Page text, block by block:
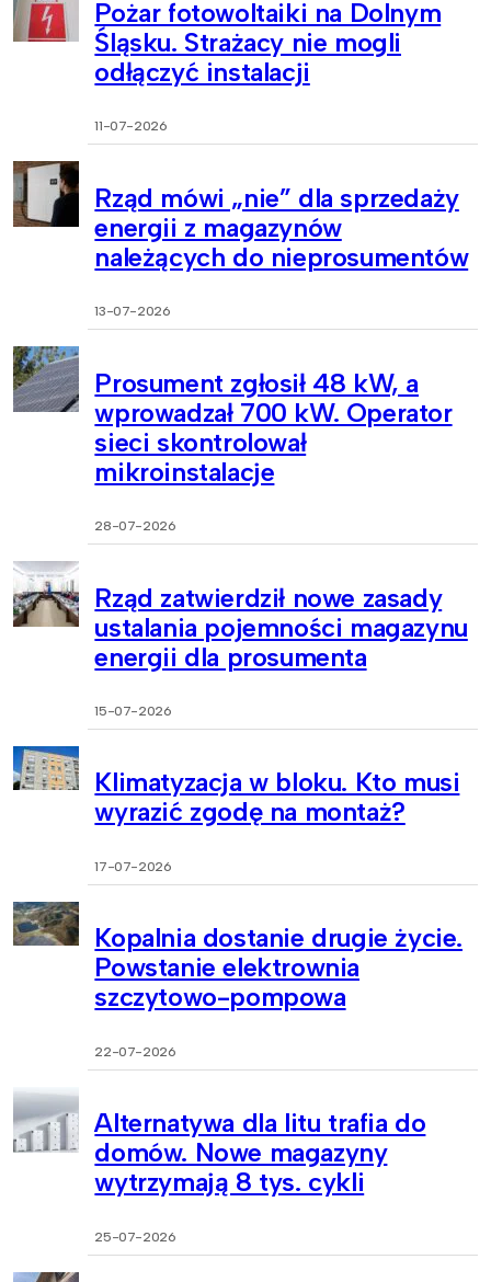
Pożar fotowoltaiki na Dolnym
Śląsku. Strażacy nie mogli
odłączyć instalacji
11-07-2026
Rząd mówi „nie” dla sprzedaży
energii z magazynów
należących do nieprosumentów
13-07-2026
Prosument zgłosił 48 kW, a
wprowadzał 700 kW. Operator
sieci skontrolował
mikroinstalacje
28-07-2026
Rząd zatwierdził nowe zasady
ustalania pojemności magazynu
energii dla prosumenta
15-07-2026
Klimatyzacja w bloku. Kto musi
wyrazić zgodę na montaż?
17-07-2026
Kopalnia dostanie drugie życie.
Powstanie elektrownia
szczytowo-pompowa
22-07-2026
Alternatywa dla litu trafia do
domów. Nowe magazyny
wytrzymają 8 tys. cykli
25-07-2026